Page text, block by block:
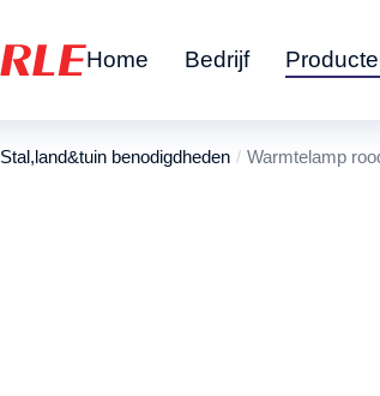
Home Bedrijf
Stal,land&tuin benodigdheden Warmtelamp